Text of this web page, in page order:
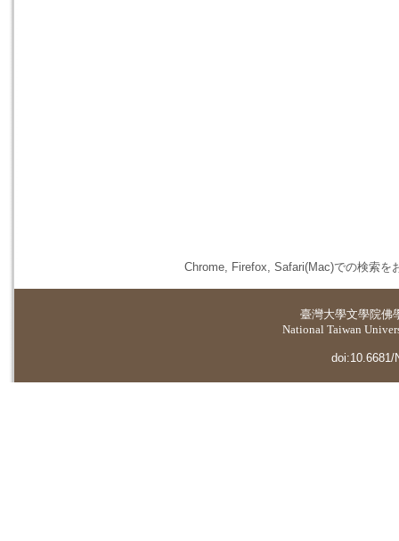
Chrome, Firefox, Safari(Mac)での検索を
臺灣大學文學院佛
National Taiwan
doi:10.6681/